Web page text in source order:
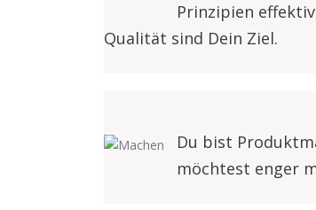
Prinzipien
Qualität sind Dein Ziel.
Du bist
möchtest enger